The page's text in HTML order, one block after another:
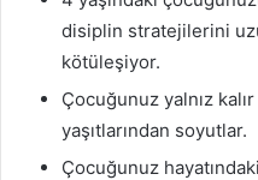
disiplin stratejilerini
kötüleşiyor.
Çocuğunuz yalnız
yaşıtlarından soyutlar.
Çocuğunuz